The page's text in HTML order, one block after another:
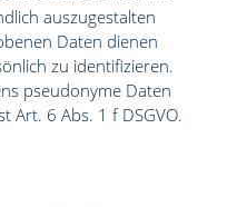
auszugestalten
Daten dienen
zu identifizieren.
pseudonyme Daten
Art. 6 Abs. 1 f DSGVO.